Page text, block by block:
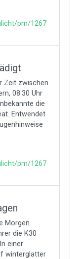
pm/1267
Zeit zwischen
08.30 Uhr
die
Entwendet
pm/1267
Morgen
die K30
einer
winterglatter